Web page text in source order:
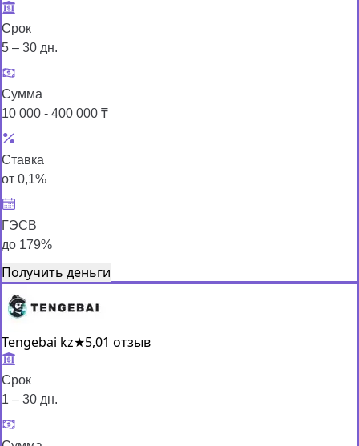
Срок
5 – 30 дн.
Сумма
10 000 - 400 000 ₸
Ставка
от 0,1%
ГЭСВ
до 179%
Получить деньги
Tengebai kz★5,01 отзыв
Срок
1 – 30 дн.